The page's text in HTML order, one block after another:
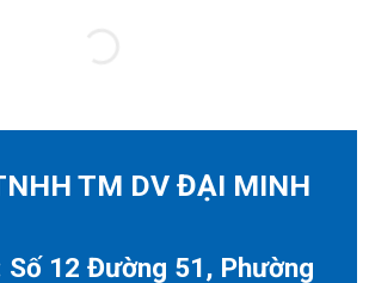
TM DV ĐẠI MINH
Số 12 Đường 51, Phường